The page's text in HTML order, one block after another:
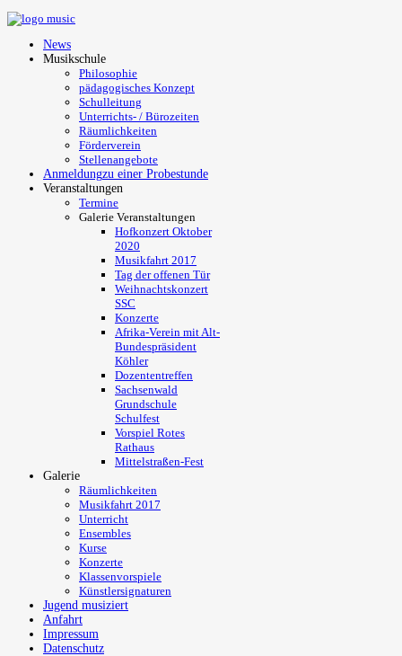
News
Musikschule
Philosophie
pädagogisches Konzept
Schulleitung
Unterrichts- / Bürozeiten
Räumlichkeiten
Förderverein
Stellenangebote
Anmeldungzu einer Probestunde
Veranstaltungen
Termine
Galerie Veranstaltungen
Hofkonzert Oktober
2020
Musikfahrt 2017
Tag der offenen Tür
Weihnachtskonzert
SSC
Konzerte
Afrika-Verein mit Alt-
Bundespräsident
Köhler
Dozententreffen
Sachsenwald
Grundschule
Schulfest
Vorspiel Rotes
Rathaus
Mittelstraßen-Fest
Galerie
Räumlichkeiten
Musikfahrt 2017
Unterricht
Ensembles
Kurse
Konzerte
Klassenvorspiele
Künstlersignaturen
Jugend musiziert
Anfahrt
Impressum
Datenschutz